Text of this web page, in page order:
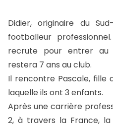
Didier, originaire du
footballeur
recrute pour entrer
restera 7 ans au
Il rencontre Pascale, fille
laquelle ils ont 3 enfants.
Après une carrière
2, à travers la France,